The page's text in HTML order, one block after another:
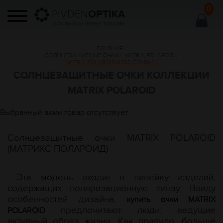
0
MATRIX POLAROID 8352 C10-91-24
Выбранный вами товар отсутствует.
Солнцезащитные очки MATRIX POLAROID
(МАТРИКС ПОЛАРОИД)
Эта модель входит в линейку изделий,
содержащих поляризационную линзу. Ввиду
особенностей дизайна,
купить очки MATRIX
POLAROID предпочитают люди, ведущие